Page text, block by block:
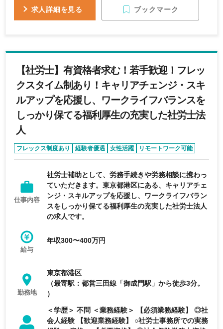
できる方 ・情報処理（Excel等）を得意とする方 ・
件数20社程度のご経験
求人詳細を見る ブックマーク
【社労士】有資格者求む！若手歓迎！フレッ
クスタイム制あり！キャリアチェンジ・スキ
ルアップを応援し、ワークライフバランスを
しっかり保てる福利厚生の充実した社労士法
人
フレックス制度あり 経験者優遇 女性活躍
リモートワーク可能
エージェントおすすめ求人
仕事内容
社労士補助として、労務手続きや労務相談に携わっ
ていただきます。東京都港区にある、キャリアチェ
ンジ・スキルアップを応援し、ワークライフバラン
スをしっかり保てる福利厚生の充実した社労士法人
の求人です。
給与
年収300〜400万円
勤務地
東京都港区
（最寄駅：都営三田線「御成門駅」から徒歩3分。
）
＜学歴＞ 不問 ＜業務経験＞ 【必須業務経験】 ◎社
会人経験 【歓迎業務経験】 ○社労士事務所での実務